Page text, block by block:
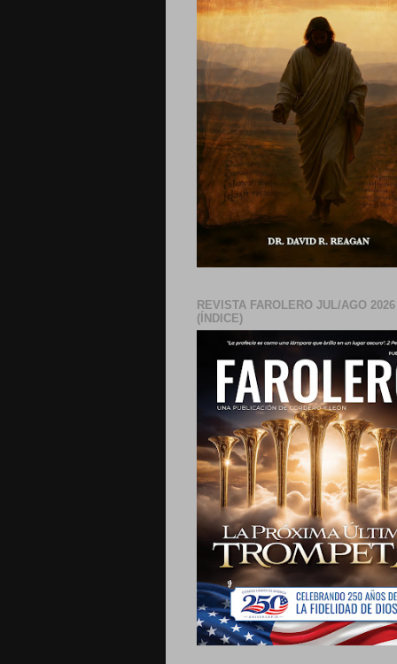
REVISTA FAROLERO JUL/AGO 2026
(ÍNDICE)